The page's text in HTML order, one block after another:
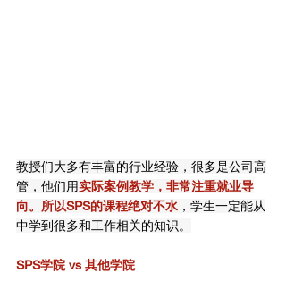
教授们大多有丰富的行业经验，很多是公司高
管，他们用实际案例教学，非常注重就业导
向。所以SPS的课程绝对不水 ，学生一定能从
中学到很多和工作相关的知识。
SPS学院 vs 其他学院